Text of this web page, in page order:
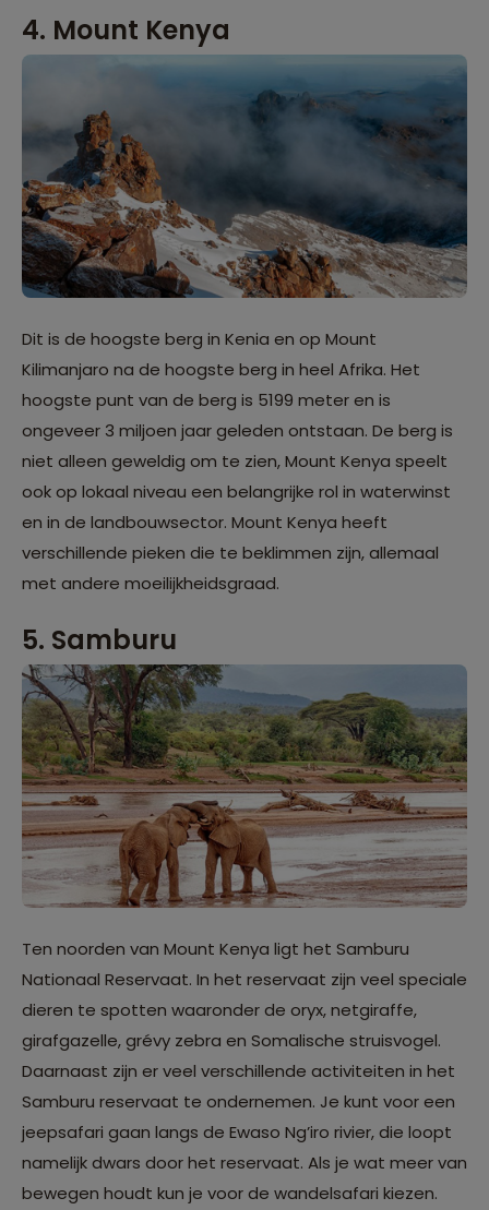
4. Mount Kenya
Dit is de hoogste berg in Kenia en op Mount
Kilimanjaro na de hoogste berg in heel Afrika. Het
hoogste punt van de berg is 5199 meter en is
ongeveer 3 miljoen jaar geleden ontstaan. De berg is
niet alleen geweldig om te zien, Mount Kenya speelt
ook op lokaal niveau een belangrijke rol in waterwinst
en in de landbouwsector. Mount Kenya heeft
verschillende pieken die te beklimmen zijn, allemaal
met andere moeilijkheidsgraad.
5. Samburu
Ten noorden van Mount Kenya ligt het Samburu
Nationaal Reservaat. In het reservaat zijn veel speciale
dieren te spotten waaronder de oryx, netgiraffe,
girafgazelle, grévy zebra en Somalische struisvogel.
Daarnaast zijn er veel verschillende activiteiten in het
Samburu reservaat te ondernemen. Je kunt voor een
jeepsafari gaan langs de Ewaso Ng’iro rivier, die loopt
namelijk dwars door het reservaat. Als je wat meer van
bewegen houdt kun je voor de wandelsafari kiezen.